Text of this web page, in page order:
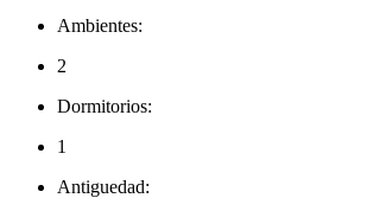
Ambientes:
2
Dormitorios:
1
Antiguedad: